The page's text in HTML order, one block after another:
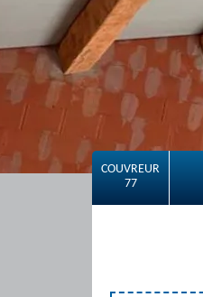
COUVREUR
77